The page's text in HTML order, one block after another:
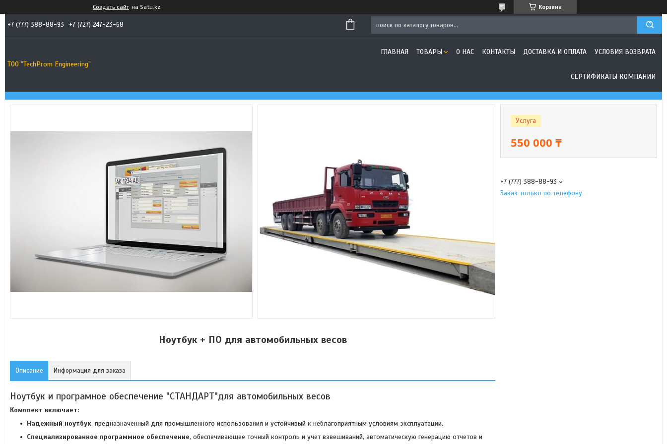
Создать сайт на Satu.kz Корзина
+7 (777) 388-88-93 +7 (727) 247-23-68
ТОО "TechProm Engineering"
ГЛАВНАЯ ТОВАРЫ О НАС КОНТАКТЫ ДОСТАВКА И ОПЛАТА УСЛОВИЯ ВОЗВРАТА
СЕРТИФИКАТЫ КОМПАНИИ
Ноутбук + ПО для автомобильных весов
Описание Информация для заказа
Ноутбук и програмное обеспечение "СТАНДАРТ"для автомобильных весов
Комплект включает:
Надежный ноутбук, предназначенный для промышленного использования и устойчивый к неблагоприятным условиям эксплуатации.
Специализированное программное обеспечение, обеспечивающее точный контроль и учет взвешиваний, автоматическую генерацию отчетов и
Услуга
550 000 ₸
+7 (777) 388-88-93
Заказ только по телефону